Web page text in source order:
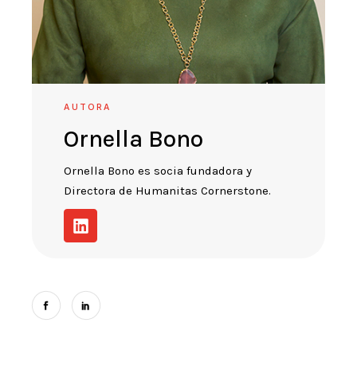
AUTORA
Ornella Bono
Ornella Bono es socia fundadora y
Directora de Humanitas Cornerstone.